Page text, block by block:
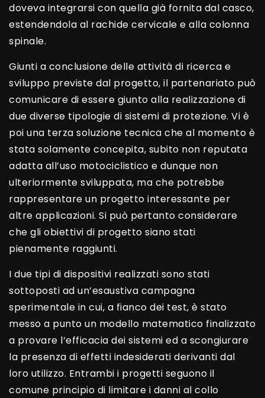
doveva integrarsi con quella già fornita dal casco,
estendendola al rachide cervicale e alla colonna
spinale.
Giunti a conclusione delle attività di ricerca e
sviluppo previste dal progetto, il partenariato può
comunicare di essere giunto alla realizzazione di
due diverse tipologie di sistemi di protezione. Vi è
poi una terza soluzione tecnica che al momento è
stata solamente concepita, subito non reputata
adatta all’uso motociclistico e dunque non
ulteriormente sviluppata, ma che potrebbe
rappresentare un progetto interessante per
altre applicazioni. Si può pertanto considerare
che gli obiettivi di progetto siano stati
pienamente raggiunti.
I due tipi di dispositivi realizzati sono stati
sottoposti ad un’esaustiva campagna
sperimentale in cui, a fianco dei test, è stato
messo a punto un modello matematico finalizzato
a provare l’efficacia dei sistemi ed a scongiurare
la presenza di effetti indesiderati derivanti dal
loro utilizzo. Entrambi i progetti seguono il
comune principio di limitare i danni al collo